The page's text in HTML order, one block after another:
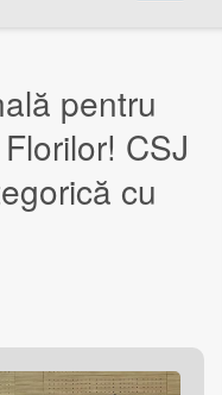
pentru
CSJ
cu